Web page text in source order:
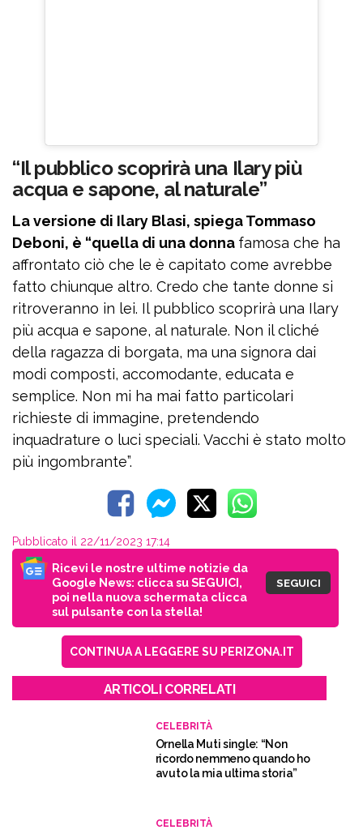
“Il pubblico scoprirà una Ilary più
acqua e sapone, al naturale”
La versione di Ilary Blasi, spiega Tommaso
Deboni, è “quella di una donna famosa che ha
affrontato ciò che le è capitato come avrebbe
fatto chiunque altro. Credo che tante donne si
ritroveranno in lei. Il pubblico scoprirà una Ilary
più acqua e sapone, al naturale. Non il cliché
della ragazza di borgata, ma una signora dai
modi composti, accomodante, educata e
semplice. Non mi ha mai fatto particolari
richieste di immagine, pretendendo
inquadrature o luci speciali. Vacchi è stato molto
più ingombrante”.
Pubblicato il 22/11/2023 17:14
Ricevi le nostre ultime notizie da
Google News: clicca su SEGUICI,
poi nella nuova schermata clicca
sul pulsante con la stella!
SEGUICI
CONTINUA A LEGGERE SU PERIZONA.IT
ARTICOLI CORRELATI
CELEBRITÀ
Ornella Muti single: “Non
ricordo nemmeno quando ho
avuto la mia ultima storia”
CELEBRITÀ